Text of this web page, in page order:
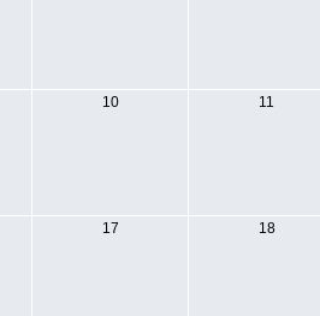
10 11
17 18